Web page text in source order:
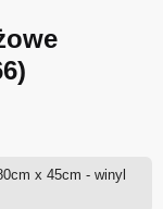
x 45cm - winyl